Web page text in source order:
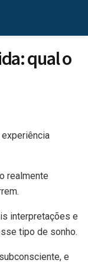
qual o
realmente
interpretações e
tipo de sonho.
e